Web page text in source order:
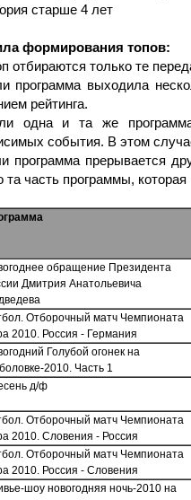
старше 4 лет
формирования топов:
отбираются только те
программа выходила
рейтинга.
одна и та же
события. В этом
программа прерывается
та часть программы,
обращение Президента
Дмитрия Анатольевича
Отборочный матч Чемпионата
2010. Россия - Германия
Голубой огонек на
2010. Часть 1
д/ф
Отборочный матч Чемпионата
2010. Словения - Россия
Отборочный матч Чемпионата
2010. Россия - Словения
шоу новогодняя ночь-2010 на